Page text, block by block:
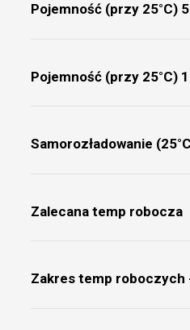
Pojemność (przy 25°C)
Pojemność (przy 25°C)
Samorozładowanie
Zalecana temp robocza
Zakres temp roboczych